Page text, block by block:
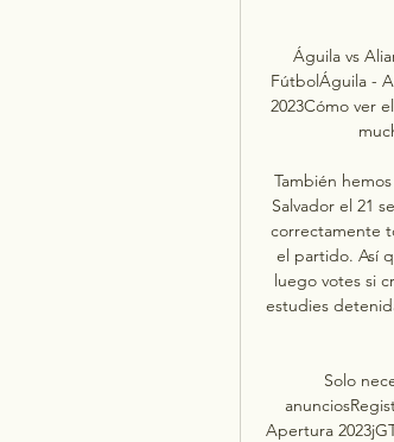
Águila vs
FútbolÁguila -
2023Cómo ver
También
Salvador el 21
correctamente
el partido. Así
luego votes si
estudies
Solo
Apertura